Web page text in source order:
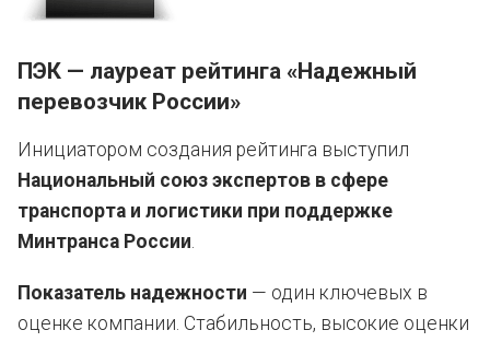
ПЭК — лауреат рейтинга «Надежный
перевозчик России»
Инициатором создания рейтинга выступил
Национальный союз экспертов в сфере
транспорта и логистики при поддержке
Минтранса России
Показатель надежности — один ключевых в
оценке компании. Стабильность, высокие оценки